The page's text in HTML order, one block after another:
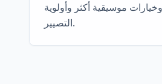
موسيقية أكثر وأولوية
التصيير.